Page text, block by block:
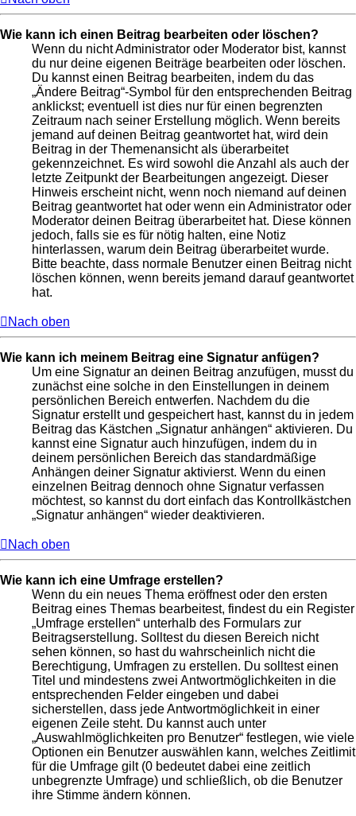
Wie kann ich einen Beitrag bearbeiten oder löschen?
Wenn du nicht Administrator oder Moderator bist, kannst
du nur deine eigenen Beiträge bearbeiten oder löschen.
Du kannst einen Beitrag bearbeiten, indem du das
„Ändere Beitrag“-Symbol für den entsprechenden Beitrag
anklickst; eventuell ist dies nur für einen begrenzten
Zeitraum nach seiner Erstellung möglich. Wenn bereits
jemand auf deinen Beitrag geantwortet hat, wird dein
Beitrag in der Themenansicht als überarbeitet
gekennzeichnet. Es wird sowohl die Anzahl als auch der
letzte Zeitpunkt der Bearbeitungen angezeigt. Dieser
Hinweis erscheint nicht, wenn noch niemand auf deinen
Beitrag geantwortet hat oder wenn ein Administrator oder
Moderator deinen Beitrag überarbeitet hat. Diese können
jedoch, falls sie es für nötig halten, eine Notiz
hinterlassen, warum dein Beitrag überarbeitet wurde.
Bitte beachte, dass normale Benutzer einen Beitrag nicht
löschen können, wenn bereits jemand darauf geantwortet
hat.
Nach oben
Wie kann ich meinem Beitrag eine Signatur anfügen?
Um eine Signatur an deinen Beitrag anzufügen, musst du
zunächst eine solche in den Einstellungen in deinem
persönlichen Bereich entwerfen. Nachdem du die
Signatur erstellt und gespeichert hast, kannst du in jedem
Beitrag das Kästchen „Signatur anhängen“ aktivieren. Du
kannst eine Signatur auch hinzufügen, indem du in
deinem persönlichen Bereich das standardmäßige
Anhängen deiner Signatur aktivierst. Wenn du einen
einzelnen Beitrag dennoch ohne Signatur verfassen
möchtest, so kannst du dort einfach das Kontrollkästchen
„Signatur anhängen“ wieder deaktivieren.
Nach oben
Wie kann ich eine Umfrage erstellen?
Wenn du ein neues Thema eröffnest oder den ersten
Beitrag eines Themas bearbeitest, findest du ein Register
„Umfrage erstellen“ unterhalb des Formulars zur
Beitragserstellung. Solltest du diesen Bereich nicht
sehen können, so hast du wahrscheinlich nicht die
Berechtigung, Umfragen zu erstellen. Du solltest einen
Titel und mindestens zwei Antwortmöglichkeiten in die
entsprechenden Felder eingeben und dabei
sicherstellen, dass jede Antwortmöglichkeit in einer
eigenen Zeile steht. Du kannst auch unter
„Auswahlmöglichkeiten pro Benutzer“ festlegen, wie viele
Optionen ein Benutzer auswählen kann, welches Zeitlimit
für die Umfrage gilt (0 bedeutet dabei eine zeitlich
unbegrenzte Umfrage) und schließlich, ob die Benutzer
ihre Stimme ändern können.